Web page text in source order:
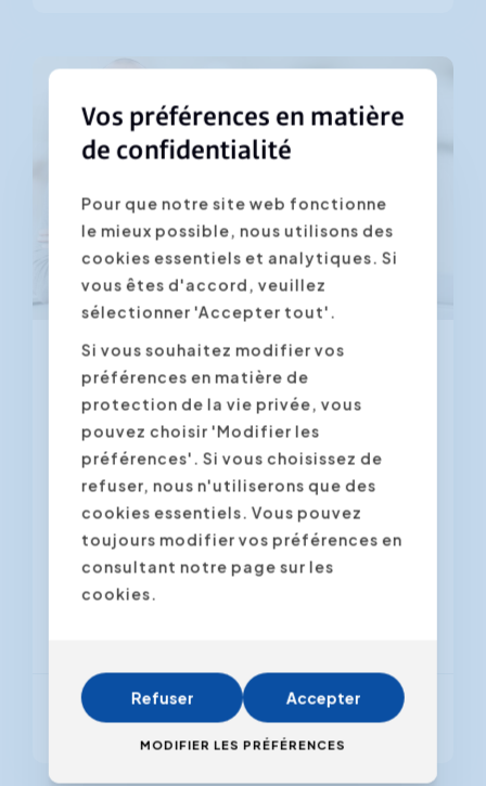
De 24.11.2026
Data Storytelling - d'Excel à
PowerPoint
4.3
Vous avez analysé vos données ! Mais
qu'en est-il maintenant ? Comment
sélectionner les éléments clés de...
De 795,00 €(hors TVA)
Vos préférences en matière
de confidentialité
Pour que notre site web fonctionne
le mieux possible, nous utilisons des
cookies essentiels et analytiques. Si
vous êtes d'accord, veuillez
sélectionner 'Accepter tout'.
Si vous souhaitez modifier vos
préférences en matière de
protection de la vie privée, vous
pouvez choisir 'Modifier les
préférences'. Si vous choisissez de
refuser, nous n'utiliserons que des
cookies essentiels. Vous pouvez
toujours modifier vos préférences en
consultant notre page sur les
cookies.
Refuser Accepter
MODIFIER LES PRÉFÉRENCES